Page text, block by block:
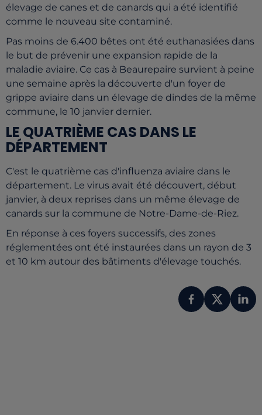
élevage de canes et de canards qui a été identifié
comme le nouveau site contaminé.
Pas moins de 6.400 bêtes ont été euthanasiées dans
le but de prévenir une expansion rapide de la
maladie aviaire. Ce cas à Beaurepaire survient à peine
une semaine après la découverte d'un foyer de
grippe aviaire dans un élevage de dindes de la même
commune, le 10 janvier dernier.
LE QUATRIÈME CAS DANS LE
DÉPARTEMENT
C'est le quatrième cas d'influenza aviaire dans le
département. Le virus avait été découvert, début
janvier, à deux reprises dans un même élevage de
canards sur la commune de Notre-Dame-de-Riez.
En réponse à ces foyers successifs, des zones
réglementées ont été instaurées dans un rayon de 3
et 10 km autour des bâtiments d'élevage touchés.